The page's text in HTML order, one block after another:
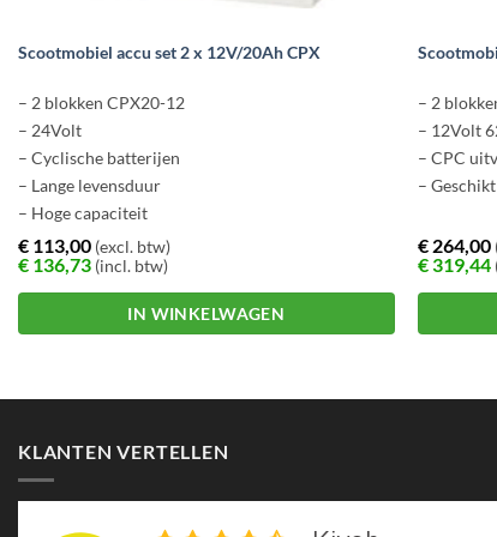
Scootmobiel accu set 2 x 12V/20Ah CPX
– 2 blokken CPX20-12
– 24Volt
– Cyclische batterijen
– Lange levensduur
– Hoge capaciteit
€113,00(excl. btw)
€136,73(incl. btw)
IN WINKELWAGEN
– 2
– 12Volt
– CPC
–
€ 264,00
€319,44
KLANTEN VERTELLEN